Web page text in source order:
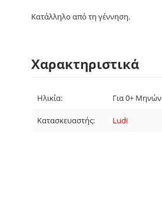
Κατάλληλο από τη γέννηση.
Χαρακτηριστικά
Ηλικία: Για 0+ Μηνών
Κατασκευαστής: Ludi